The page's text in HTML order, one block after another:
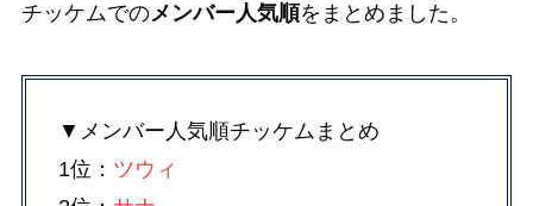
チッケムでのメンバー人気順をまとめました。
▼メンバー人気順チッケムまとめ
1位： ツウィ